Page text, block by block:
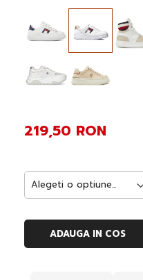
219,50 RON
ADAUGA IN COS